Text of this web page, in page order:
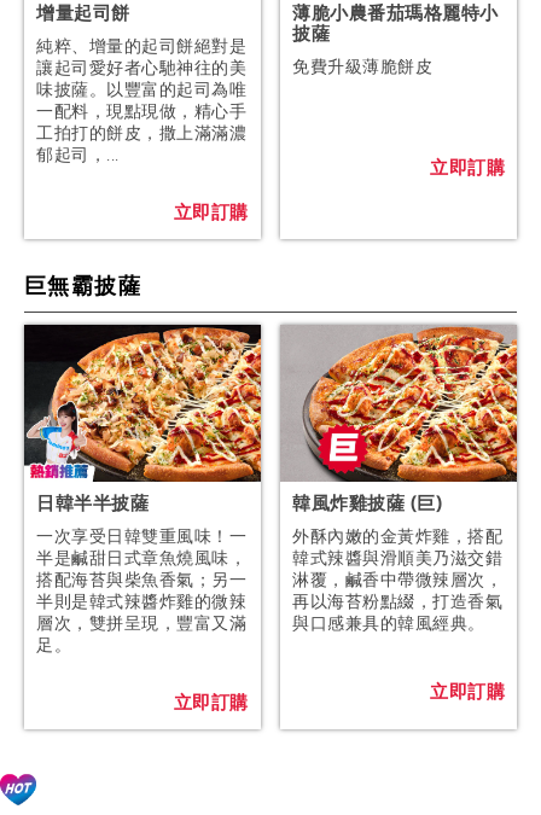
增量起司餅
純粹、增量的起司餅絕對是
讓起司愛好者心馳神往的美
味披薩。以豐富的起司為唯
一配料，現點現做，精心手
工拍打的餅皮，撒上滿滿濃
郁起司，...
立即訂購
薄脆小農番茄瑪格麗特小
披薩
免費升級薄脆餅皮
立即訂購
巨無霸披薩
日韓半半披薩
一次享受日韓雙重風味！一
半是鹹甜日式章魚燒風味，
搭配海苔與柴魚香氣；另一
半則是韓式辣醬炸雞的微辣
層次，雙拼呈現，豐富又滿
足。
立即訂購
韓風炸雞披薩 (巨)
外酥內嫩的金黃炸雞，搭配
韓式辣醬與滑順美乃滋交錯
淋覆，鹹香中帶微辣層次，
再以海苔粉點綴，打造香氣
與口感兼具的韓風經典。
立即訂購